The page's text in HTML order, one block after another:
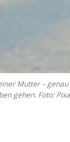
Mutter –
gehen. Foto: